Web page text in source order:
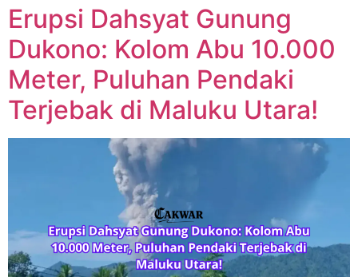
Erupsi Dahsyat Gunung
Dukono: Kolom Abu 10.000
Meter, Puluhan Pendaki
Terjebak di Maluku Utara!